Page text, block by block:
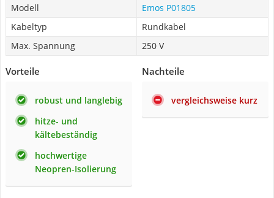
Modell
Emos P01805
Kabeltyp
Rundkabel
Max. Spannung
250 V
Vorteile
robust und langlebig
hitze- und
kältebeständig
hochwertige
Neopren-Isolierung
Nachteile
vergleichsweise kurz